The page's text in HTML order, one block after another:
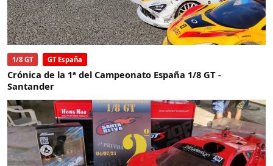
1/8 GT GT España
Crónica de la 1ª del Campeonato España 1/8 GT -
Santander